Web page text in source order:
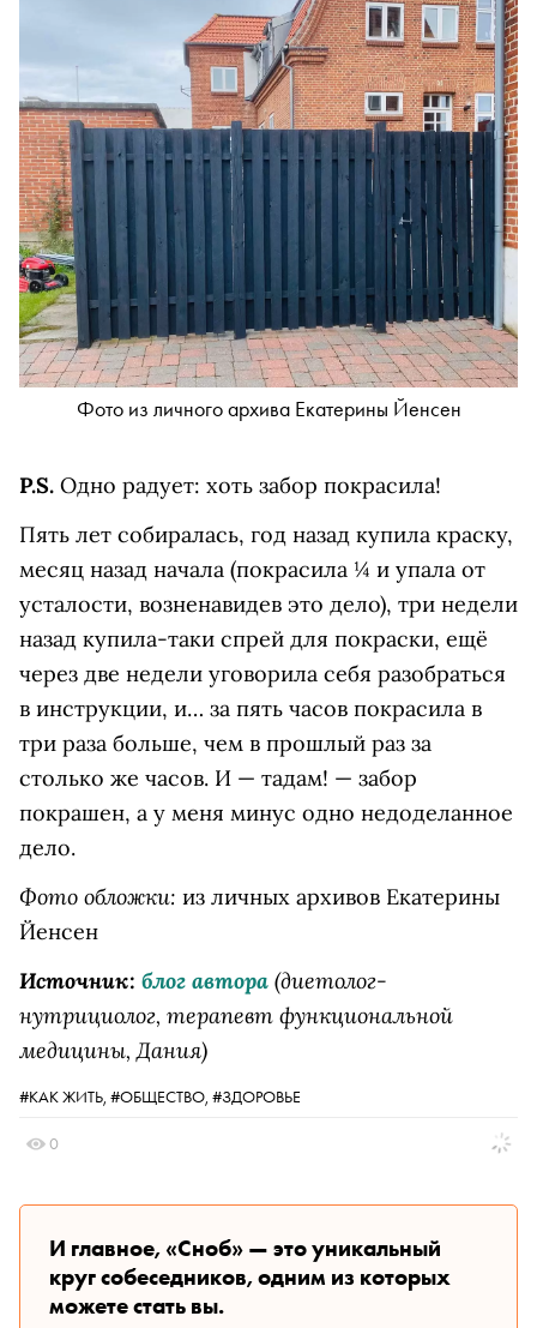
Фото из личного архива Екатерины Йенсен
P.S. Одно радует: хоть забор покрасила!
Пять лет собиралась, год назад купила краску,
месяц назад начала (покрасила ¼ и упала от
усталости, возненавидев это дело), три недели
назад купила-таки спрей для покраски, ещё
через две недели уговорила себя разобраться
в инструкции, и… за пять часов покрасила в
три раза больше, чем в прошлый раз за
столько же часов. И — тадам! — забор
покрашен, а у меня минус одно недоделанное
дело.
Фото обложки: из личных архивов Екатерины
Йенсен
Источник: блог автора (диетолог-
нутрициолог, терапевт функциональной
медицины, Дания)
#КАК ЖИТЬ, #ОБЩЕСТВО, #ЗДОРОВЬЕ
0
И главное, «Сноб» — это уникальный
круг собеседников, одним из которых
можете стать вы.